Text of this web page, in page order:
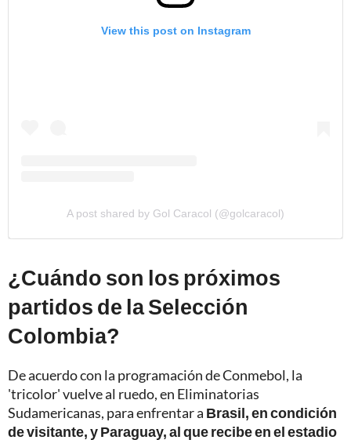
View this post on Instagram
A post shared by Gol Caracol (@golcaracol)
¿Cuándo son los próximos
partidos de la Selección
Colombia?
De acuerdo con la programación de Conmebol, la
'tricolor' vuelve al ruedo, en Eliminatorias
Sudamericanas, para enfrentar a Brasil, en condición
de visitante, y Paraguay, al que recibe en el estadio